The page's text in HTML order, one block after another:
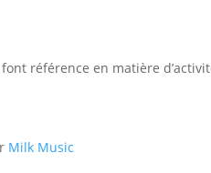
référence en matière
Milk Music